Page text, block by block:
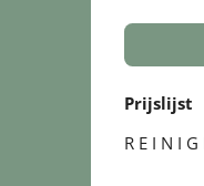
Prijslijst
R E I N I